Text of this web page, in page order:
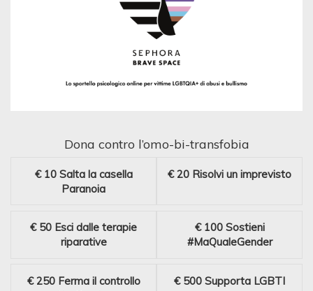
Dona contro l’omo-bi-transfobia
€ 10 Salta la casella
Paranoia
€ 20 Risolvi un imprevisto
€ 50 Esci dalle terapie
riparative
€ 100 Sostieni
#MaQualeGender
€ 250 Ferma il controllo
€ 500 Supporta LGBTI